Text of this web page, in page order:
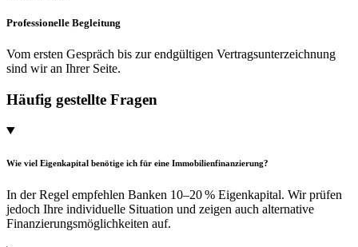
Professionelle Begleitung
Vom ersten Gespräch bis zur endgültigen Vertragsunterzeichnung
sind wir an Ihrer Seite.
Häufig gestellte Fragen
Wie viel Eigenkapital benötige ich für eine Immobilienfinanzierung?
In der Regel empfehlen Banken 10–20 % Eigenkapital. Wir prüfen
jedoch Ihre individuelle Situation und zeigen auch alternative
Finanzierungsmöglichkeiten auf.